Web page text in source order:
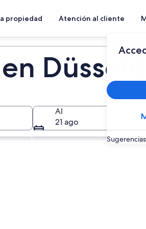
propiedad Atención al cliente
Sugerencias
Al
21 ago